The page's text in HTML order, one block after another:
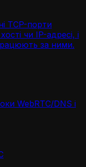
TCP-порти
чи IP-адресі, і
за ними.
WebRTC/DNS і